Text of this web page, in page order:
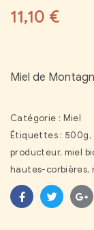
11,10 €
Miel de
Catégorie : Miel
Étiquettes : 500g,
producteur, miel
hautes-corbières,
FacebookTwitter